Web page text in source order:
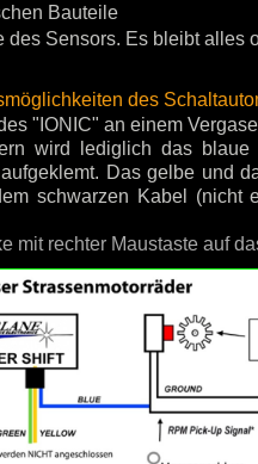
Bauteile
des Sensors. Es bleibt alles
des
"IONIC" an einem
wird lediglich das
Das gelbe und
schwarzen Kabel
mit rechter Maustaste auf